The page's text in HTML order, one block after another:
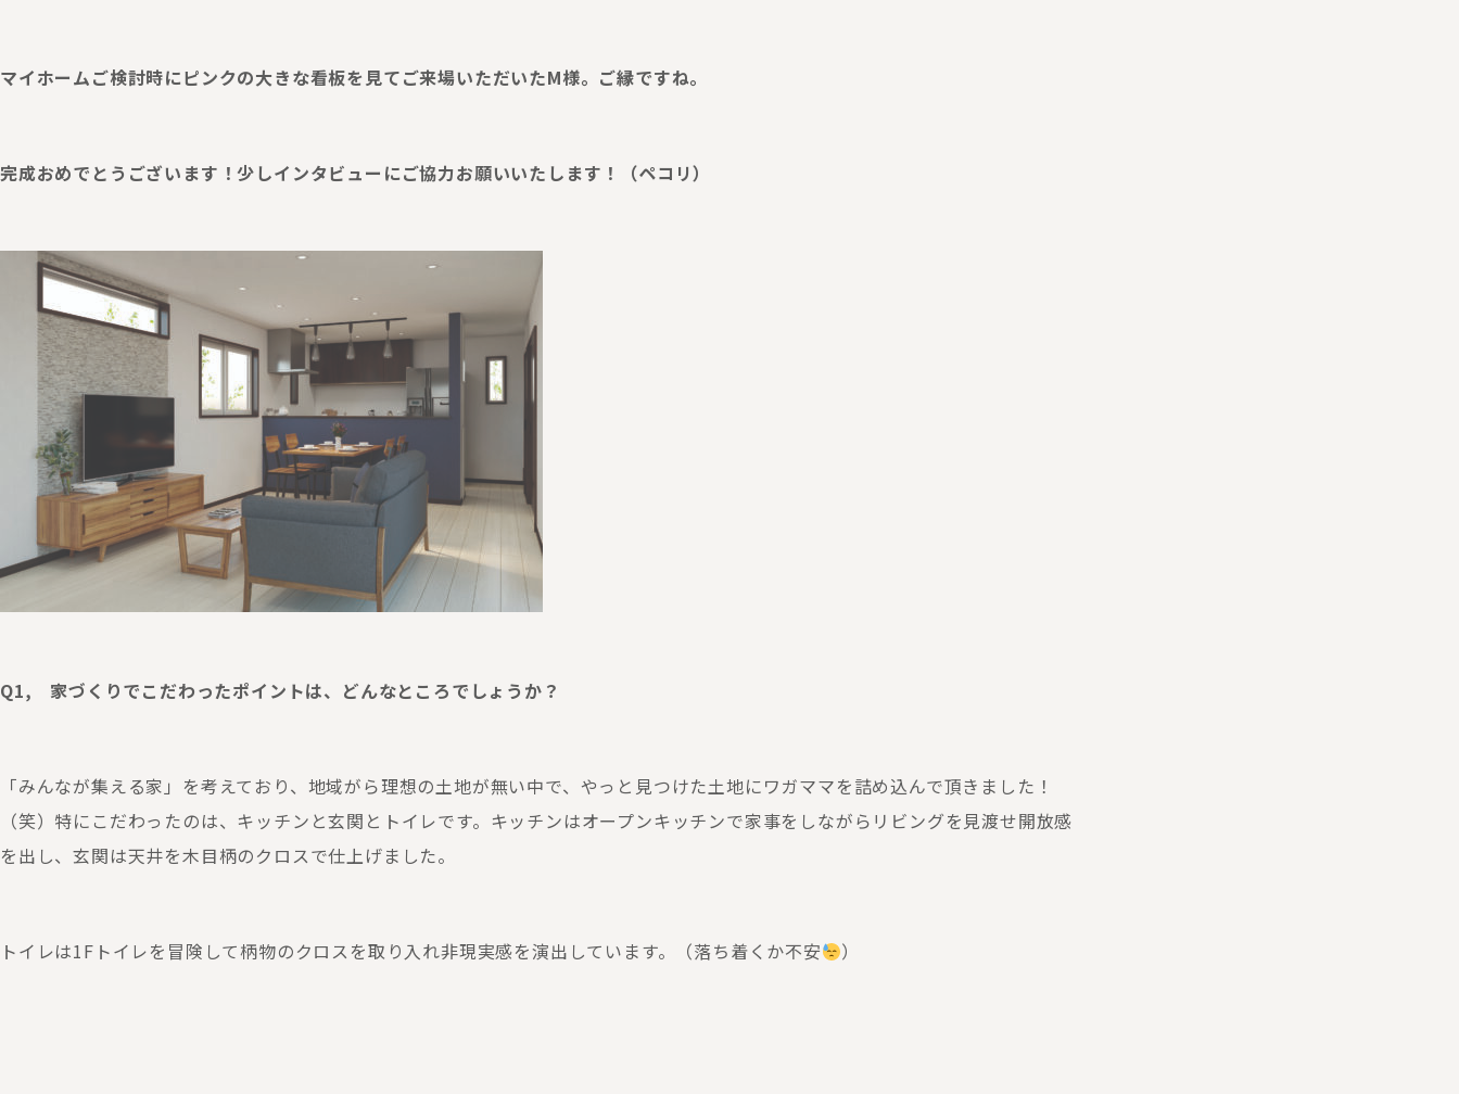
マイホームご検討時にピンクの大きな看板を見てご来場いただいたM様。ご縁ですね。
完成おめでとうございます！少しインタビューにご協力お願いいたします！（ペコリ）
Q1, 家づくりでこだわったポイントは、どんなところでしょうか？
「みんなが集える家」を考えており、地域がら理想の土地が無い中で、やっと見つけた土地にワガママを詰め込んで頂きました！
（笑）特にこだわったのは、キッチンと玄関とトイレです。キッチンはオープンキッチンで家事をしながらリビングを見渡せ開放感
を出し、玄関は天井を木目柄のクロスで仕上げました。
トイレは1Fトイレを冒険して柄物のクロスを取り入れ非現実感を演出しています。（落ち着くか不安 ）